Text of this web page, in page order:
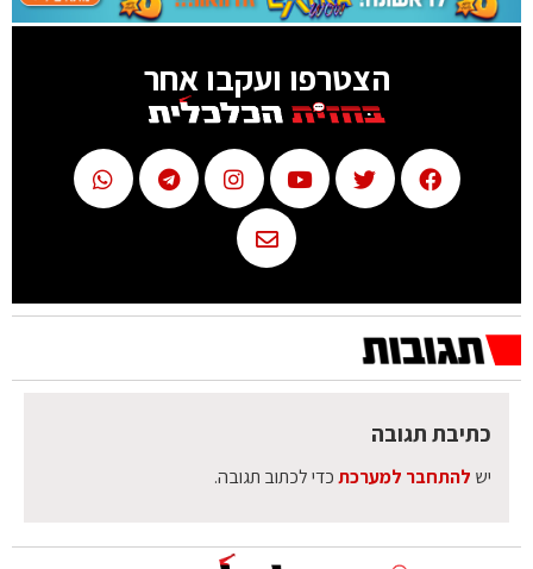
הצטרפו ועקבו אחר
כתיבת תגובה
יש להתחבר למערכתכדי לכתוב תגובה.